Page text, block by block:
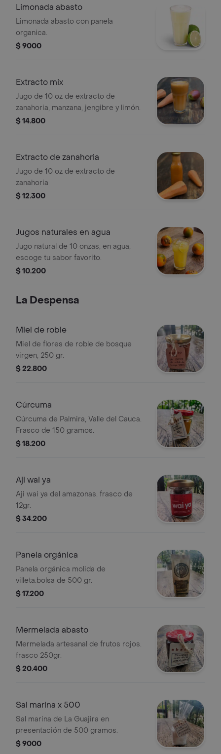
Limonada abasto
Limonada abasto con panela
organica.
$ 9000
Extracto mix
Jugo de 10 oz de extracto de
zanahoria, manzana, jengibre y limón.
$ 14.800
Extracto de zanahoria
Jugo de 10 oz de extracto de
zanahoria
$ 12.300
Jugos naturales en agua
Jugo natural de 10 onzas, en agua,
escoge tu sabor favorito.
$ 10.200
La Despensa
Miel de roble
Miel de flores de roble de bosque
virgen, 250 gr.
$ 22.800
Cúrcuma
Cúrcuma de Palmira, Valle del Cauca.
Frasco de 150 gramos.
$ 18.200
Aji wai ya
Aji wai ya del amazonas. frasco de
12gr.
$ 34.200
Panela orgánica
Panela orgánica molida de
villeta.bolsa de 500 gr.
$ 17.200
Mermelada abasto
Mermelada artesanal de frutos rojos.
frasco 250gr.
$ 20.400
Sal marina x 500
Sal marina de La Guajira en
presentación de 500 gramos.
$ 9000